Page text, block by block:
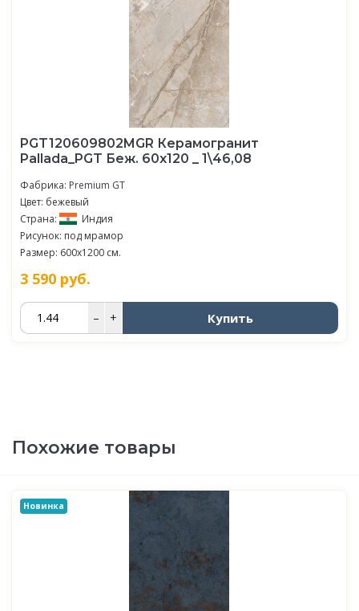
PGT120609802MGR Керамогранит
Pallada_PGT Беж. 60x120 _ 1\46,08
Фабрика: Premium GT
Цвет: бежевый
Страна:
Индия
Рисунок: под мрамор
Размер: 600x1200 см.
3 590 руб.
– + Купить
Похожие товары
Новинка